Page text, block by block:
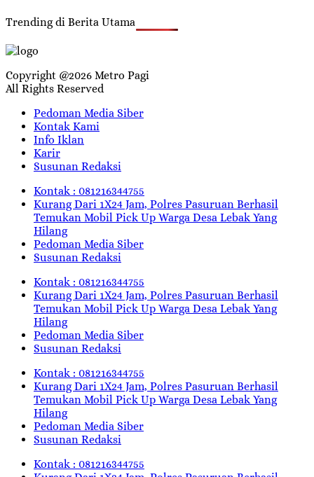
Trending di Berita Utama
Copyright @2026 Metro Pagi
All Rights Reserved
Pedoman Media Siber
Kontak Kami
Info Iklan
Karir
Susunan Redaksi
Kontak : 081216344755
Kurang Dari 1X24 Jam, Polres Pasuruan Berhasil
Temukan Mobil Pick Up Warga Desa Lebak Yang
Hilang
Pedoman Media Siber
Susunan Redaksi
Kontak : 081216344755
Kurang Dari 1X24 Jam, Polres Pasuruan Berhasil
Temukan Mobil Pick Up Warga Desa Lebak Yang
Hilang
Pedoman Media Siber
Susunan Redaksi
Kontak : 081216344755
Kurang Dari 1X24 Jam, Polres Pasuruan Berhasil
Temukan Mobil Pick Up Warga Desa Lebak Yang
Hilang
Pedoman Media Siber
Susunan Redaksi
Kontak : 081216344755